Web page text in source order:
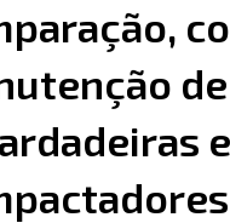
de
e